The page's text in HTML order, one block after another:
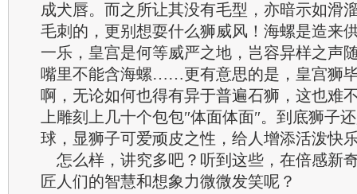
成犬唇。而之所让其没有毛型，亦暗示如滑
毛刺的，更别想耍什么狮威风！海螺是造来
一乐，皇宫是何等威严之地，岂容异样之声
嘴里不能含海螺……更有意思的是，皇宫狮
啊，无论如何也得有异于普遍石狮，这也难
上雕刻上几十个包包″体面体面″。到底狮子
球，显狮子可爱顽皮之性，给人增添活泼快
怎么样，讲究多吧？听到这些，在倍感新
匠人们的智慧和想象力微微发笑呢？